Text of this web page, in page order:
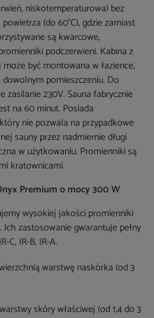
niskotemperaturowa) bez
(do 60°C), gdzie zamiast
są kwarcowe,
podczerwieni. Kabina z
być montowana w łazience,
pomieszczeniu. Do
zasilanie 230V. Sauna fabrycznie
na 60 minut. Posiada
nie pozwala na przypadkowe
sauny przez nadmiernie długi
w użytkowaniu. Promienniki są
kratownicami.
Premium o mocy 300 W
wysokiej jakości promienniki
zastosowanie gwarantuje pełny
C, IR-B, IR-A.
warstwę naskórka (od 3
skóry właściwej (od 1,4 do 3